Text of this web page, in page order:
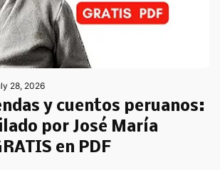
28, 2026
y cuentos peruanos:
por José María
en PDF